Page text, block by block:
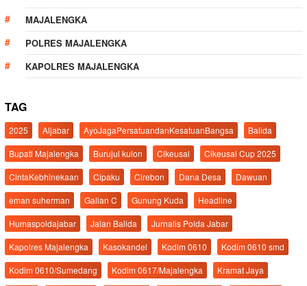
MAJALENGKA
POLRES MAJALENGKA
KAPOLRES MAJALENGKA
TAG
2025 Aljabar AyoJagaPersatuandanKesatuanBangsa
Balida
Bupati Majalengka
Burujul kulon Cikeusal
Cikeusal Cup 2025
CintaKebhinekaan
Cipaku Cirebon Dana Desa
Dawuan
eman suherman
Galian C Gunung Kuda
Headline
Humaspoldajabar
Jalan Balida
Jurnalis Polda Jabar
Kapolres Majalengka
Kasokandel Kodim 0610
Kodim 0610 smd
Kodim 0610/Sumedang
Kodim 0617/Majalengka
Kramat Jaya